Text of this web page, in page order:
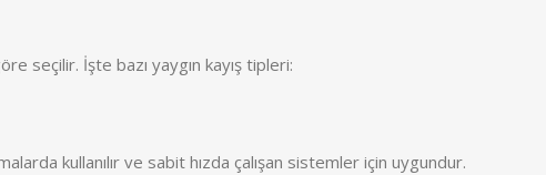
seçilir. İşte bazı yaygın kayış tipleri:
kullanılır ve sabit hızda çalışan sistemler için uygundur.